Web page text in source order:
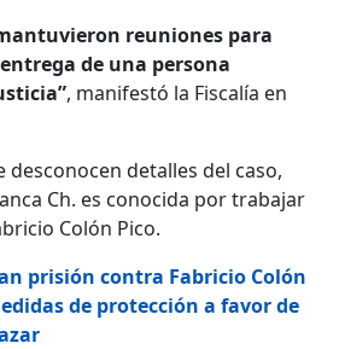
reuniones para
de una persona
, manifestó la Fiscalía en
desconocen detalles del caso,
Ch. es conocida por trabajar
Colón Pico.
prisión contra Fabricio Colón
de protección a favor de